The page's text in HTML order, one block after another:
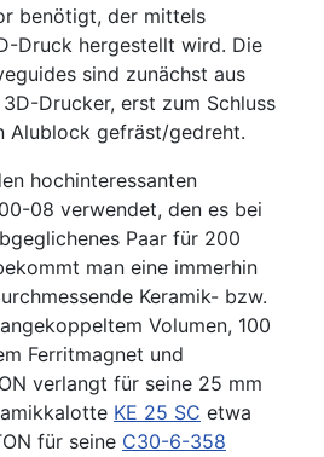
benötigt, der mittels
Druck hergestellt wird. Die
sind zunächst aus
Drucker, erst zum Schluss
Alublock gefräst/gedreht.
hochinteressanten
08 verwendet, den es bei
Paar für 200
man eine immerhin
Keramik- bzw.
Volumen, 100
Ferritmagnet und
verlangt für seine 25 mm
KE 25 SC etwa
für seine C30-6-358